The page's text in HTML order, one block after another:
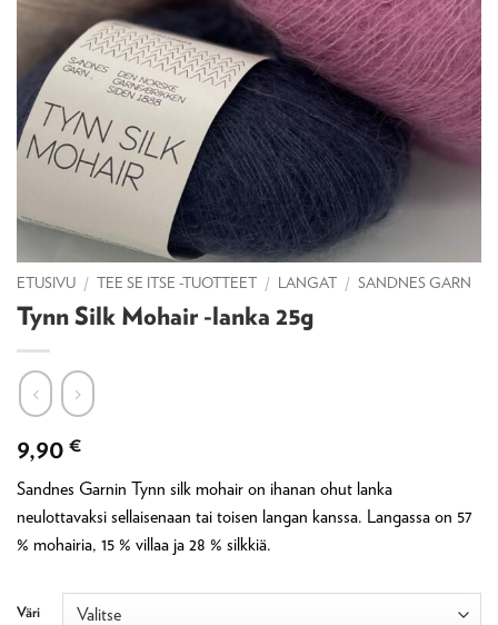
ETUSIVU / TEE SE ITSE -TUOTTEET / LANGAT / SANDNES GARN
Tynn Silk Mohair -lanka 25g
9,90 €
Sandnes Garnin Tynn silk mohair on ihanan ohut lanka
neulottavaksi sellaisenaan tai toisen langan kanssa. Langassa on 57
% mohairia, 15 % villaa ja 28 % silkkiä.
Väri